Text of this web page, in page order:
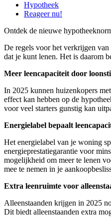
Hypotheek
Reageer nu!
Ontdek de nieuwe
De regels voor het verkrijgen
dat je kunt lenen. Het is daarom
Meer leencapaciteit door
In 2025 kunnen huizenkopers
effect kan hebben op de
voor veel starters gunstig kan
Energielabel bepaalt
Het energielabel van je woning
energieprestatiegarantie voor
mogelijkheid om meer te lenen
mee te nemen in je
Extra leenruimte voor
Alleenstaanden krijgen in 2025
Dit biedt alleenstaanden extra